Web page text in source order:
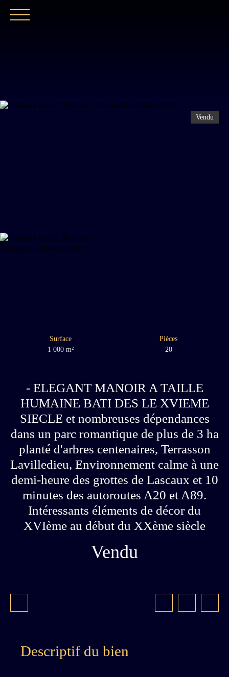
Vendu
Surface
1 000 m²
Pièces
20
- ELEGANT MANOIR A TAILLE
HUMAINE BATI DES LE XVIEME
SIECLE et nombreuses dépendances
dans un parc romantique de plus de 3 ha
planté d'arbres centenaires, Terrasson
Lavilledieu, Environnement calme à une
demi-heure des grottes de Lascaux et 10
minutes des autoroutes A20 et A89.
Intéressants éléments de décor du
XVIème au début du XXème siècle
Vendu
Descriptif du bien